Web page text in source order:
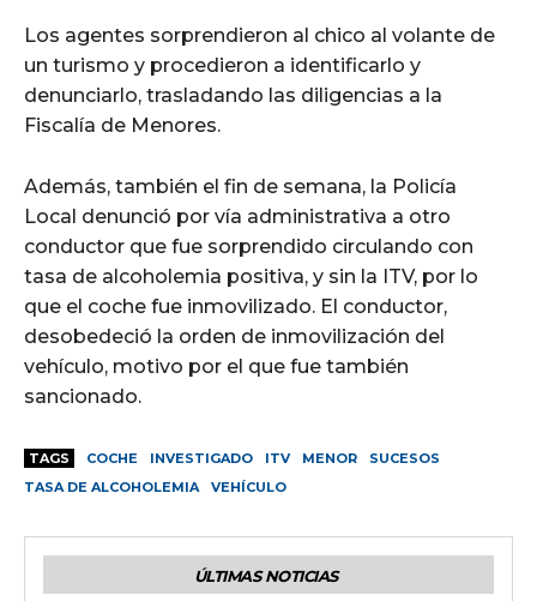
Los agentes sorprendieron al chico al volante de
un turismo y procedieron a identificarlo y
denunciarlo, trasladando las diligencias a la
Fiscalía de Menores.
Además, también el fin de semana, la Policía
Local denunció por vía administrativa a otro
conductor que fue sorprendido circulando con
tasa de alcoholemia positiva, y sin la ITV, por lo
que el coche fue inmovilizado. El conductor,
desobedeció la orden de inmovilización del
vehículo, motivo por el que fue también
sancionado.
TAGS COCHE INVESTIGADO ITV MENOR
SUCESOS
TASA DE ALCOHOLEMIA
VEHÍCULO
ÚLTIMAS NOTICIAS